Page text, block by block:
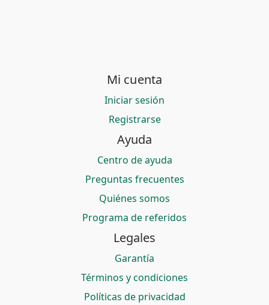
Mi cuenta
Iniciar sesión
Registrarse
Ayuda
Centro de ayuda
Preguntas frecuentes
Quiénes somos
Programa de referidos
Legales
Garantía
Términos y condiciones
Políticas de privacidad